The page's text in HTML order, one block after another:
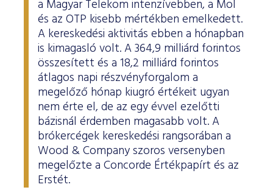
a Magyar Telekom intenzívebben, a Mol
és az OTP kisebb mértékben emelkedett.
A kereskedési aktivitás ebben a hónapban
is kimagasló volt. A 364,9 milliárd forintos
összesített és a 18,2 milliárd forintos
átlagos napi részvényforgalom a
megelőző hónap kiugró értékeit ugyan
nem érte el, de az egy évvel ezelőtti
bázisnál érdemben magasabb volt. A
brókercégek kereskedési rangsorában a
Wood & Company szoros versenyben
megelőzte a Concorde Értékpapírt és az
Erstét.